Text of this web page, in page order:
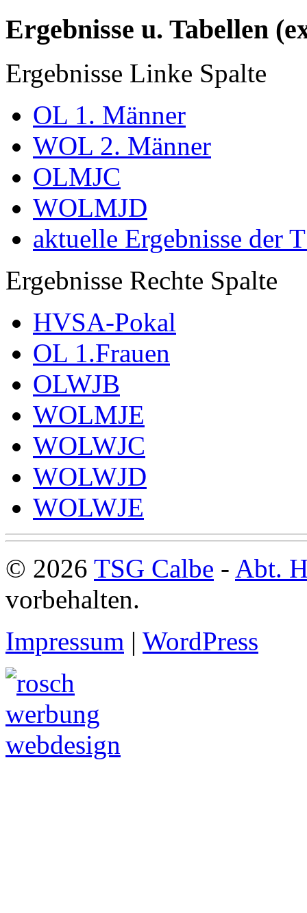
Ergebnisse u. Tabellen
Ergebnisse Linke Spalte
OL 1. Männer
WOL 2. Männer
OLMJC
WOLMJD
aktuelle Ergebnisse der
Ergebnisse Rechte Spalte
HVSA-Pokal
OL 1.Frauen
OLWJB
WOLMJE
WOLWJC
WOLWJD
WOLWJE
© 2026 TSG Calbe - Abt.
vorbehalten.
Impressum | WordPress